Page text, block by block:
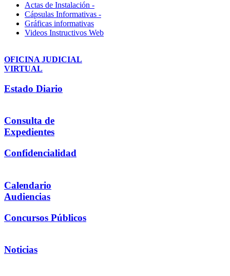
Actas de Instalación -
Cápsulas Informativas -
Gráficas informativas
Videos Instructivos Web
OFICINA JUDICIAL
VIRTUAL
Estado Diario
Consulta de
Expedientes
Confidencialidad
Calendario
Audiencias
Concursos Públicos
Noticias